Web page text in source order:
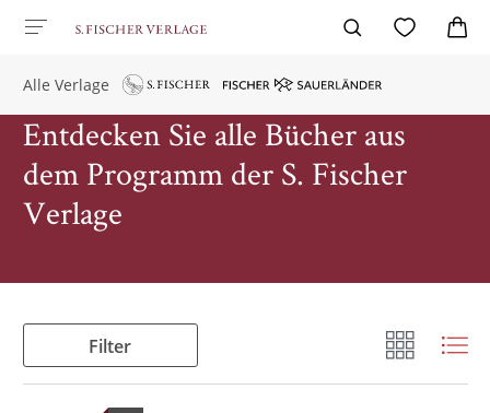
Alle Verlage
Entdecken Sie alle Bücher aus
dem Programm der S. Fischer
Verlage
Filter